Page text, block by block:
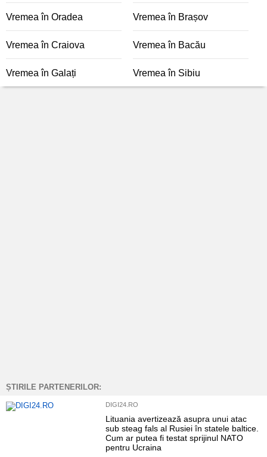
Vremea în Oradea Vremea în Brașov
Vremea în Craiova Vremea în Bacău
Vremea în Galați Vremea în Sibiu
ȘTIRILE PARTENERILOR:
DIGI24.RO
Lituania avertizează asupra unui atac
sub steag fals al Rusiei în statele baltice.
Cum ar putea fi testat sprijinul NATO
pentru Ucraina